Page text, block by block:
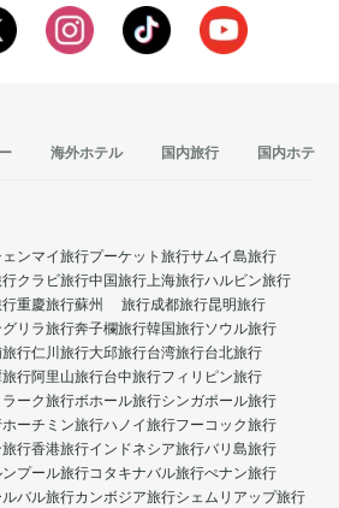
海外ホテル 国内旅行 国内ホテル
ンマイ旅行プーケット旅行サムイ島旅行
行クラビ旅行中国旅行上海旅行ハルビン旅行
重慶旅行蘇州 旅行成都旅行昆明旅行
リラ旅行奔子欄旅行韓国旅行ソウル旅行
行仁川旅行大邱旅行台湾旅行台北旅行
旅行阿里山旅行台中旅行フィリピン旅行
ラーク旅行ボホール旅行シンガポール旅行
ホーチミン旅行ハノイ旅行フーコック旅行
行香港旅行インドネシア旅行バリ島旅行
プール旅行コタキナバル旅行ぺナン旅行
バル旅行カンボジア旅行シェムリアップ旅行